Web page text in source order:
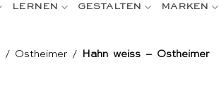
LERNEN GESTALTEN MARKEN
/ Ostheimer / Hahn weiss – Ostheimer